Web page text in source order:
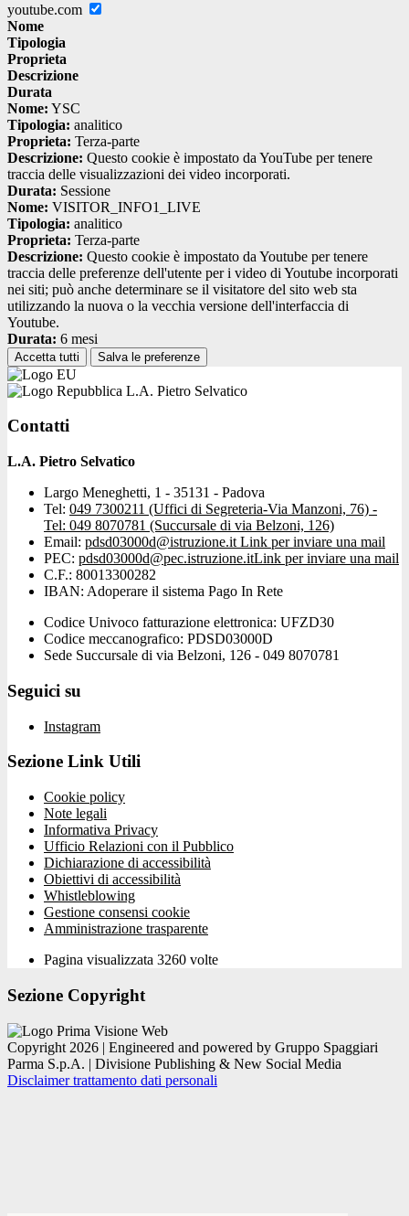
youtube.com
Nome
Tipologia
Proprieta
Descrizione
Durata
Nome: YSC
Tipologia: analitico
Proprieta: Terza-parte
Descrizione: Questo cookie è impostato da YouTube per tenere
traccia delle visualizzazioni dei video incorporati.
Durata: Sessione
Nome: VISITOR_INFO1_LIVE
Tipologia: analitico
Proprieta: Terza-parte
Descrizione: Questo cookie è impostato da Youtube per tenere
traccia delle preferenze dell'utente per i video di Youtube incorporati
nei siti; può anche determinare se il visitatore del sito web sta
utilizzando la nuova o la vecchia versione dell'interfaccia di
Youtube.
Durata: 6 mesi
Accetta tutti Salva le preferenze
L.A. Pietro Selvatico
Contatti
L.A. Pietro Selvatico
Largo Meneghetti, 1 - 35131 - Padova
Tel: 049 7300211 (Uffici di Segreteria-Via Manzoni, 76) -
Tel: 049 8070781 (Succursale di via Belzoni, 126)
Email: pdsd03000d@istruzione.it Link per inviare una mail
PEC: pdsd03000d@pec.istruzione.itLink per inviare una mail
C.F.: 80013300282
IBAN: Adoperare il sistema Pago In Rete
Codice Univoco fatturazione elettronica: UFZD30
Codice meccanografico: PDSD03000D
Sede Succursale di via Belzoni, 126 - 049 8070781
Seguici su
Instagram
Sezione Link Utili
Cookie policy
Note legali
Informativa Privacy
Ufficio Relazioni con il Pubblico
Dichiarazione di accessibilità
Obiettivi di accessibilità
Whistleblowing
Gestione consensi cookie
Amministrazione trasparente
Pagina visualizzata 3260 volte
Sezione Copyright
Copyright 2026 | Engineered and powered by Gruppo Spaggiari
Parma S.p.A. | Divisione Publishing & New Social Media
Disclaimer trattamento dati personali